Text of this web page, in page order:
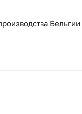
Бельгии